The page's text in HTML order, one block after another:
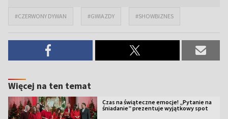
#CZERWONY DYWAN #GWIAZDY #SHOWBIZNES
Więcej na ten temat
Czas na świąteczne emocje! „Pytanie na
śniadanie” prezentuje wyjątkowy spot